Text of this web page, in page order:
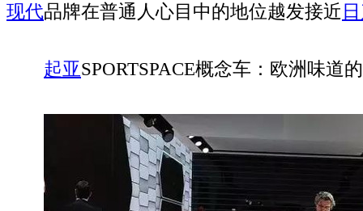
现代品牌在普通人心目中的地位越发接近
起亚SPORTSPACE概念车：欧洲味道